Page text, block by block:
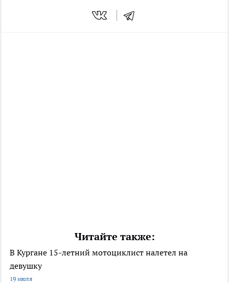
Читайте также:
В Кургане 15-летний мотоциклист налетел на
девушку
19 июля